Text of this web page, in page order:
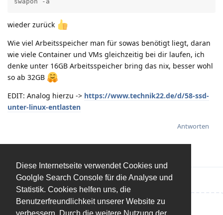
Diese Internetseite verwendet Cookies und
Goolgle Search Console für die Analyse und
Statistik. Cookies helfen uns, die
Benutzerfreundlichkeit unserer Website zu
wieder zurück
Wie viel Arbeitsspeicher man für sowas benötigt liegt, daran
wie viele Container und VMs gleichzeitig bei dir laufen, ich
denke unter 16GB Arbeitsspeicher bring das nix, besser wohl
so ab 32GB
EDIT: Analog hierzu -> https://www.technik22.de/d/58-ssd-
unter-linux-entlasten
Antworten
Eine Antwort schreiben…